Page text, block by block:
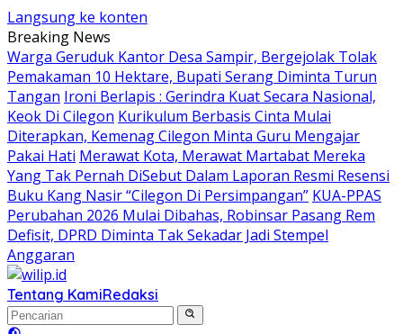
Langsung ke konten
Breaking News
Warga Geruduk Kantor Desa Sampir, Bergejolak Tolak
Pemakaman 10 Hektare, Bupati Serang Diminta Turun
Tangan Ironi Berlapis : Gerindra Kuat Secara Nasional,
Keok Di Cilegon Kurikulum Berbasis Cinta Mulai
Diterapkan, Kemenag Cilegon Minta Guru Mengajar
Pakai Hati Merawat Kota, Merawat Martabat Mereka
Yang Tak Pernah DiSebut Dalam Laporan Resmi Resensi
Buku Kang Nasir “Cilegon Di Persimpangan” KUA-PPAS
Perubahan 2026 Mulai Dibahas, Robinsar Pasang Rem
Defisit, DPRD Diminta Tak Sekadar Jadi Stempel
Anggaran
Tentang KamiRedaksi